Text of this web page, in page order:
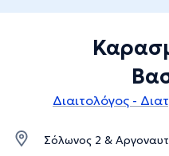
Διαιτολόγος -
Σόλωνος 2 &